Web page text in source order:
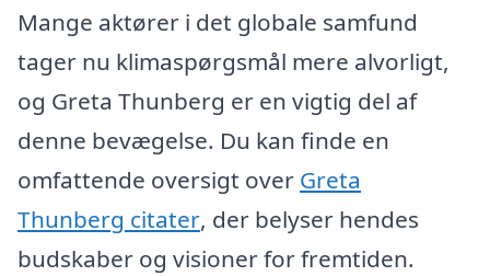
Mange aktører i det globale samfund
tager nu klimaspørgsmål mere alvorligt,
og Greta Thunberg er en vigtig del af
denne bevægelse. Du kan finde en
omfattende oversigt over Greta
Thunberg citater, der belyser hendes
budskaber og visioner for fremtiden.